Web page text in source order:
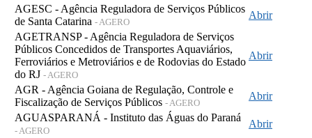
AGESC - Agência Reguladora de Serviços Públicos
de Santa Catarina - AGERO
Abrir
AGETRANSP - Agência Reguladora de Serviços
Públicos Concedidos de Transportes Aquaviários,
Ferroviários e Metroviários e de Rodovias do Estado
do RJ - AGERO
Abrir
AGR - Agência Goiana de Regulação, Controle e
Fiscalização de Serviços Públicos - AGERO
Abrir
AGUASPARANÁ - Instituto das Águas do Paraná
- AGERO
Abrir